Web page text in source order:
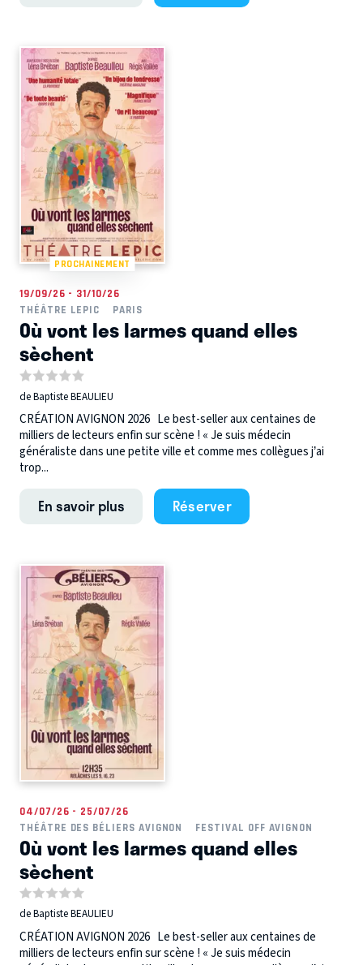
PROCHAINEMENT
19/09/26 - 31/10/26
THÉÂTRE LEPIC
PARIS
Où vont les larmes quand elles
sèchent
de Baptiste BEAULIEU
CRÉATION AVIGNON 2026 Le best-seller aux centaines de
milliers de lecteurs enfin sur scène ! « Je suis médecin
généraliste dans une petite ville et comme mes collègues j’ai
trop...
En savoir plus Réserver
04/07/26 - 25/07/26
THÉÂTRE DES BÉLIERS AVIGNON
FESTIVAL OFF AVIGNON
Où vont les larmes quand elles
sèchent
de Baptiste BEAULIEU
CRÉATION AVIGNON 2026 Le best-seller aux centaines de
milliers de lecteurs enfin sur scène ! « Je suis médecin